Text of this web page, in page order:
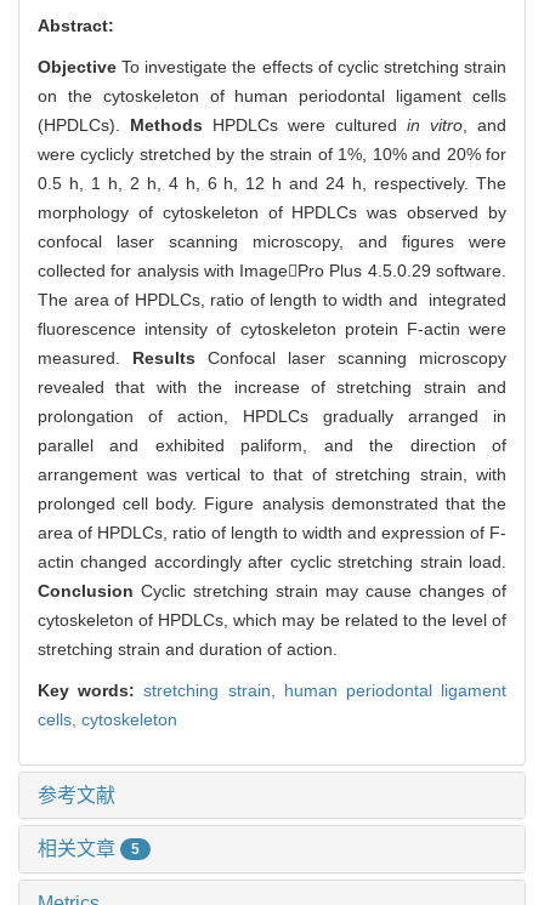
Abstract:
ObjectiveTo investigate the effects of cyclic stretching strain
on the cytoskeleton of human periodontal ligament cells
(HPDLCs). Methods HPDLCs were cultured in vitro , and
were cyclicly stretched by the strain of 1%, 10% and 20% for
0.5 h, 1 h, 2 h, 4 h, 6 h, 12 h and 24 h, respectively. The
morphology of cytoskeleton of HPDLCs was observed by
confocal laser scanning microscopy, and figures were
collected for analysis with ImagePro Plus 4.5.0.29 software.
The area of HPDLCs, ratio of length to width and integrated
fluorescence intensity of cytoskeleton protein F-actin were
measured. Results Confocal laser scanning microscopy
revealed that with the increase of stretching strain and
prolongation of action, HPDLCs gradually arranged in
parallel and exhibited paliform, and the direction of
arrangement was vertical to that of stretching strain, with
prolonged cell body. Figure analysis demonstrated that the
area of HPDLCs, ratio of length to width and expression of F-
actin changed accordingly after cyclic stretching strain load.
Conclusion Cyclic stretching strain may cause changes of
cytoskeleton of HPDLCs, which may be related to the level of
stretching strain and duration of action.
Key words:stretching strain, human periodontal ligament
cells, cytoskeleton
参考文献
相关文章 5